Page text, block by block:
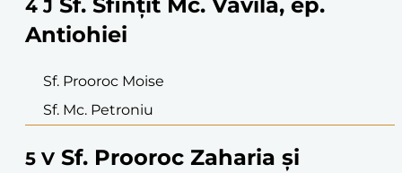
4 J
Antiohiei
Sf. Prooroc Moise
Sf. Mc. Petroniu
5 V Sf. Prooroc Zaharia și